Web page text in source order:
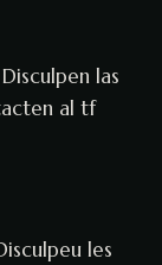
las
al tf
les